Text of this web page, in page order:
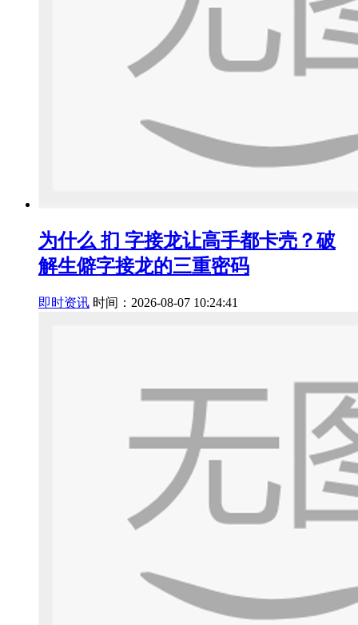
为什么 扪 字接龙让高手都卡壳？破
解生僻字接龙的三重密码
即时资讯 时间：2026-08-07 10:24:41